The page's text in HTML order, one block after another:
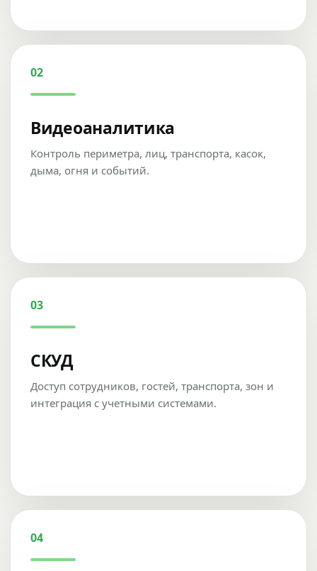
02
Видеоаналитика
Контроль периметра, лиц, транспорта, касок,
дыма, огня и событий.
03
СКУД
Доступ сотрудников, гостей, транспорта, зон и
интеграция с учетными системами.
04